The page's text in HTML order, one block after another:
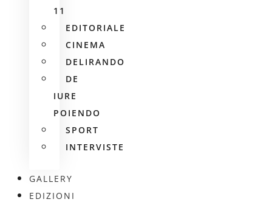
11
EDITORIALE
CINEMA
DELIRANDO
DE
IURE
POIENDO
SPORT
INTERVISTE
GALLERY
EDIZIONI